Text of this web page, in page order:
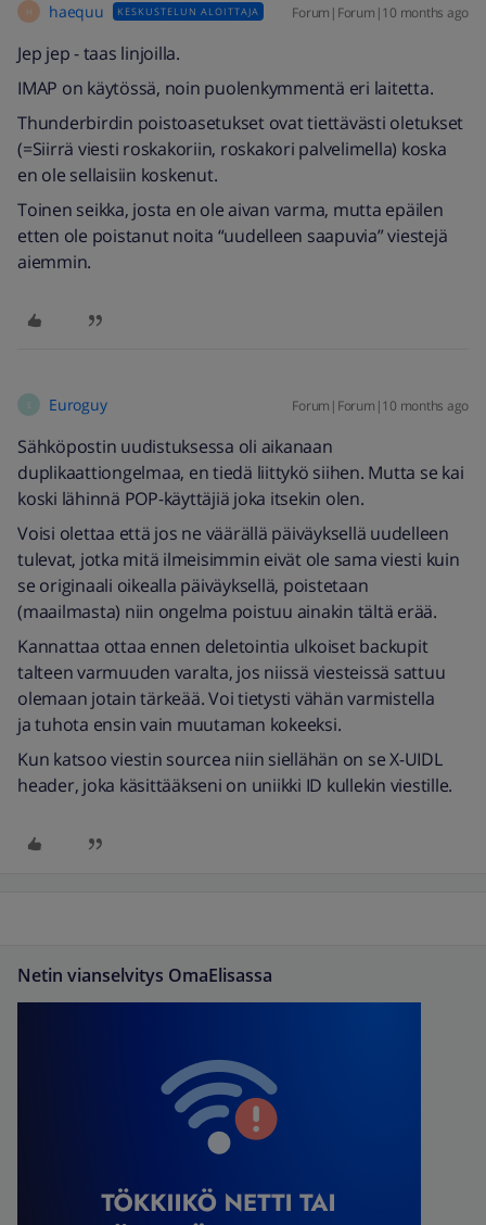
H haequu KESKUSTELUN ALOITTAJA Forum|Forum|10 months ago
Jep jep - taas linjoilla.
IMAP on käytössä, noin puolenkymmentä eri laitetta.
Thunderbirdin poistoasetukset ovat tiettävästi oletukset
(=Siirrä viesti roskakoriin, roskakori palvelimella) koska
en ole sellaisiin koskenut.
Toinen seikka, josta en ole aivan varma, mutta epäilen
etten ole poistanut noita “uudelleen saapuvia” viestejä
aiemmin.
Euroguy Forum|Forum|10 months ago
Sähköpostin uudistuksessa oli aikanaan
duplikaattiongelmaa, en tiedä liittykö siihen. Mutta se kai
koski lähinnä POP-käyttäjiä joka itsekin olen.
Voisi olettaa että jos ne väärällä päiväyksellä uudelleen
tulevat, jotka mitä ilmeisimmin eivät ole sama viesti kuin
se originaali oikealla päiväyksellä, poistetaan
(maailmasta) niin ongelma poistuu ainakin tältä erää.
Kannattaa ottaa ennen deletointia ulkoiset backupit
talteen varmuuden varalta, jos niissä viesteissä sattuu
olemaan jotain tärkeää. Voi tietysti vähän varmistella
ja tuhota ensin vain muutaman kokeeksi.
Kun katsoo viestin sourcea niin siellähän on se X-UIDL
header, joka käsittääkseni on uniikki ID kullekin viestille.
Netin vianselvitys OmaElisassa